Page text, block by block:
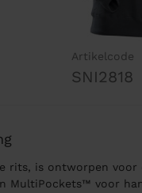
Artikelcode
SNI2818
rits, is ontworpen voor
MultiPockets™ voor